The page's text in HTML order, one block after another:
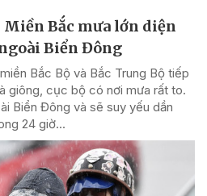
Bắc mưa lớn diện
Biển Đông
Bắc Bộ và Bắc Trung Bộ tiếp
giông, cục bộ có nơi mưa rất to.
Biển Đông và sẽ suy yếu dần
24 giờ...